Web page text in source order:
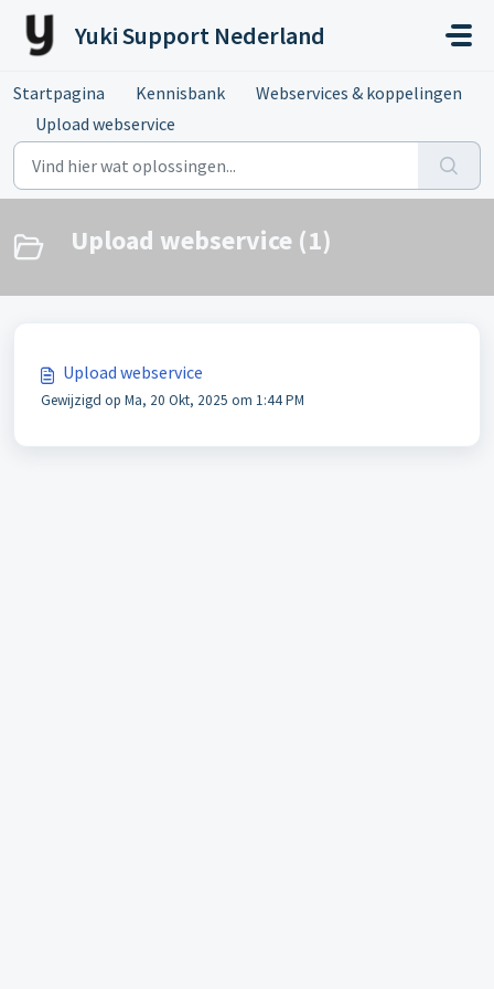
Doorgaan naar hoofdinhoud
Yuki Support Nederland
Startpagina Kennisbank
Webservices & koppelingen
Upload webservice
Upload webservice (1)
Upload webservice
Gewijzigd op Ma, 20 Okt, 2025 om 1:44 PM